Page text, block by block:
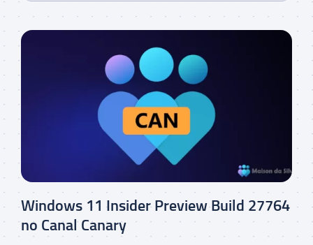
Windows 11 Insider Preview Build 27764
no Canal Canary